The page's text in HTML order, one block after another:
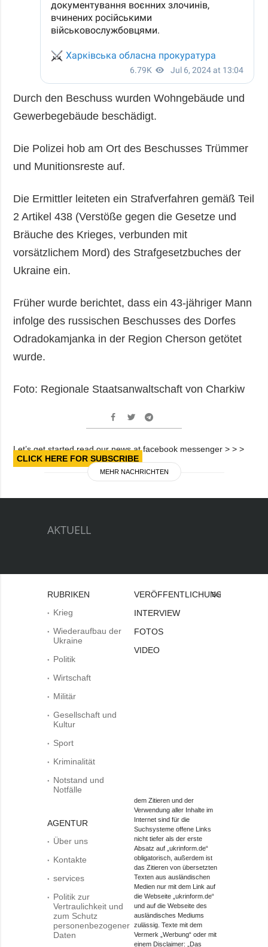
Durch den Beschuss wurden Wohngebäude und
Gewerbegebäude beschädigt.
Die Polizei hob am Ort des Beschusses Trümmer
und Munitionsreste auf.
Die Ermittler leiteten ein Strafverfahren gemäß Teil
2 Artikel 438 (Verstöße gegen die Gesetze und
Bräuche des Krieges, verbunden mit
vorsätzlichem Mord) des Strafgesetzbuches der
Ukraine ein.
Früher wurde berichtet, dass ein 43-jähriger Mann
infolge des russischen Beschusses des Dorfes
Odradokamjanka in der Region Cherson getötet
wurde.
Foto: Regionale Staatsanwaltschaft von Charkiw
Let’s get started read our news at facebook messenger > > >
CLICK HERE FOR SUBSCRIBE
MEHR NACHRICHTEN
AKTUELL
RUBRIKEN
Krieg
Wiederaufbau der
Ukraine
Politik
Wirtschaft
Militär
Gesellschaft und
Kultur
Sport
Kriminalität
Notstand und
Notfälle
AGENTUR
Über uns
Kontakte
services
Politik zur
Vertraulichkeit und
zum Schutz
personenbezogener
Daten
VERÖFFENTLICHUNGEN
INTERVIEW
FOTOS
VIDEO
Bei
dem Zitieren und der
Verwendung aller Inhalte im
Internet sind für die
Suchsysteme offene Links
nicht tiefer als der erste
Absatz auf „ukrinform.de“
obligatorisch, außerdem ist
das Zitieren von übersetzten
Texten aus ausländischen
Medien nur mit dem Link auf
die Webseite „ukrinform.de“
und auf die Webseite des
ausländisches Mediums
zulässig. Texte mit dem
Vermerk „Werbung“ oder mit
einem Disclaimer: „Das